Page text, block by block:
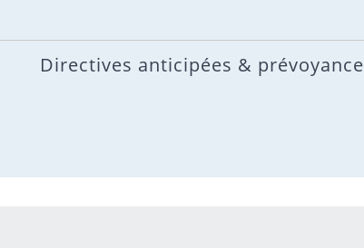
Directives anticipées & prévoyance